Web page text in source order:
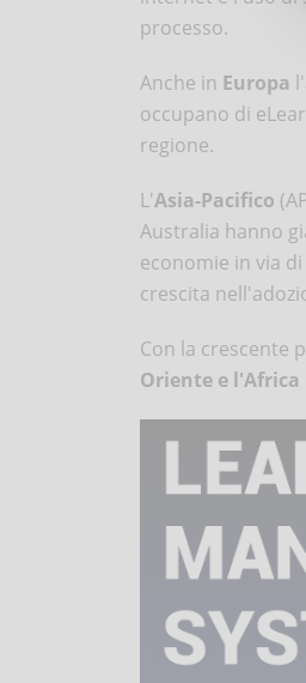
processo.
Anche in Europa
occupano di
regione.
L'Asia-Pacifico
Australia hanno
economie in via
crescita
Con la crescente
Oriente e l'Africa